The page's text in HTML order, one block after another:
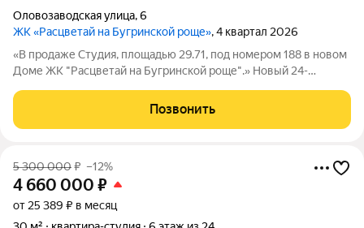
Оловозаводская улица,6
ЖК «Расцветай на Бугринской роще», 4 квартал 2026
«В продаже Студия, площадью 29.71, под номером 188 в новом
Доме ЖК "Расцветай на Бугринской роще".» Новый 24-
микрорайоне Бугринская роща на ул. Оловозаводской.
Вдохновляющие виды открываются на
Позвонить
5 300 000₽ –12%
4 660 000 ₽
от 25 389 ₽ в месяц